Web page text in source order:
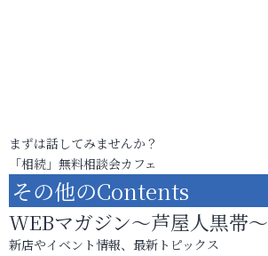
まずは話してみませんか？
「相続」無料相談会カフェ
その他のContents
WEBマガジン～芦屋人黒帯～
新店やイベント情報、最新トピックス